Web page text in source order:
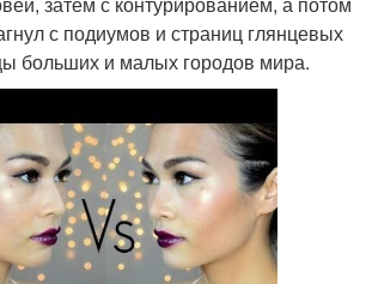
с подиумов и страниц глянцевых
больших и малых городов мира.